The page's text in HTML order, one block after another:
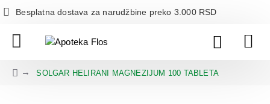
Besplatna dostava za narudžbine preko 3.000 RSD
SOLGAR HELIRANI MAGNEZIJUM 100 TABLETA